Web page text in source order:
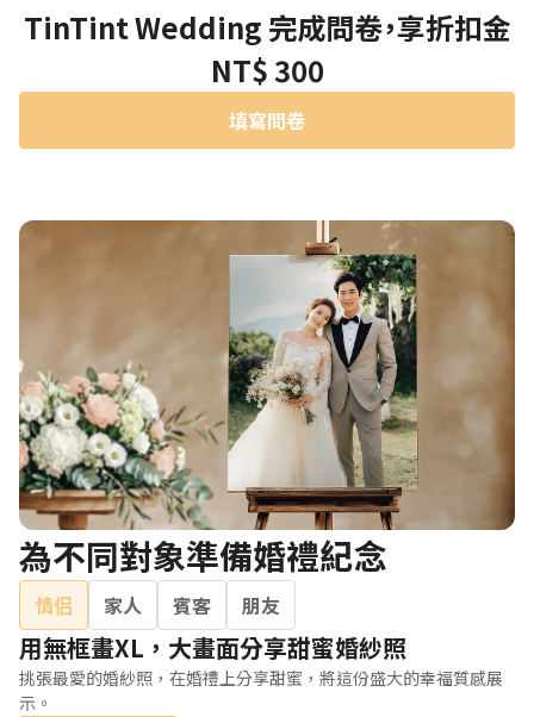
TinTint Wedding 完成問卷，享折扣金
NT$ 300
填寫問卷
為不同對象準備婚禮紀念
情侣 家人 賓客 朋友
用無框畫XL，大畫面分享甜蜜婚紗照
挑張最愛的婚紗照，在婚禮上分享甜蜜，將這份盛大的幸福質感展
示。